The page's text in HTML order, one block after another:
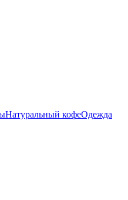
Натуральный кофеОдежда